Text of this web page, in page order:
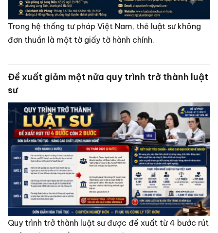
Trong hệ thống tư pháp Việt Nam, thẻ luật sư không
đơn thuần là một tờ giấy tờ hành chính.
Đề xuất giảm một nửa quy trình trở thành luật
sư
Quy trình trở thành luật sư được đề xuất từ 4 bước rút